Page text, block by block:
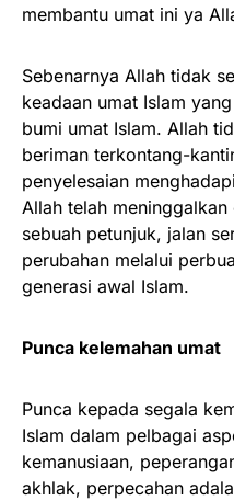
membantu umat ini ya
Sebenarnya Allah tidak
keadaan umat Islam
bumi umat Islam. Allah
beriman terkontang-
penyelesaian
Allah telah
sebuah petunjuk, jalan
perubahan melalui
generasi awal Islam.
Punca kelemahan umat
Punca kepada segala
Islam dalam pelbagai
kemanusiaan,
akhlak, perpecahan